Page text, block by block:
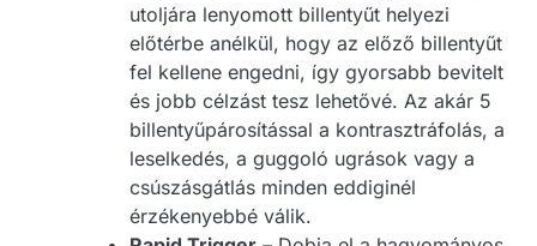
utoljára lenyomott billentyűt helyezi
előtérbe anélkül, hogy az előző billentyűt
fel kellene engedni, így gyorsabb bevitelt
és jobb célzást tesz lehetővé. Az akár 5
billentyűpárosítással a kontrasztráfolás, a
leselkedés, a guggoló ugrások vagy a
csúszásgátlás minden eddiginél
érzékenyebbé válik.